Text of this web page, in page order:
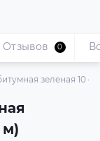
зеленая 10
м)
Отзывов 0